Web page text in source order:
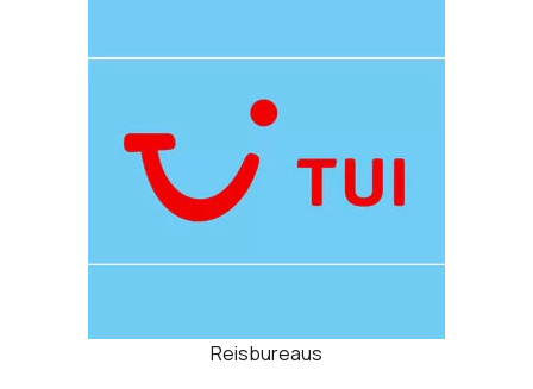
Reisbureaus